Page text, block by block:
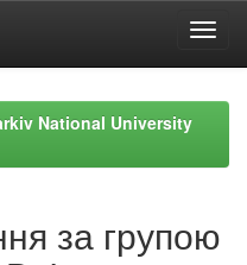
National University
за групою